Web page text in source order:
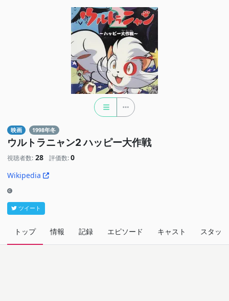
映画 1998年冬
ウルトラニャン2 ハッピー大作戦
視聴者数: 28 評価数: 0
Wikipedia
ツイート
トップ 情報 記録 エピソード キャスト スタッフ